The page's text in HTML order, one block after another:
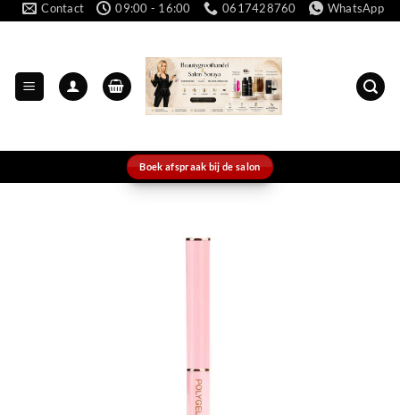
naar
Contact 09:00 - 16:00 0617428760 WhatsApp
Boek afspraak bij de salon